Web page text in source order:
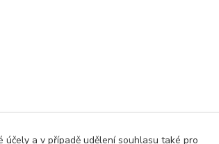
účely a v případě udělení souhlasu také pro